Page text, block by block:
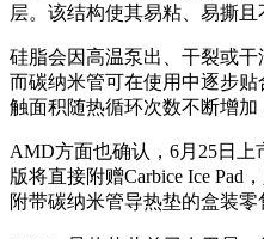
层。该结构使其易粘、易撕且
硅脂会因高温泵出、干裂或干
而碳纳米管可在使用中逐步
触面积随热循环次数不断增加
AMD方面也确认，6月25日上
版将直接附赠Carbice Ice Pad
附带碳纳米管导热垫的盒装零